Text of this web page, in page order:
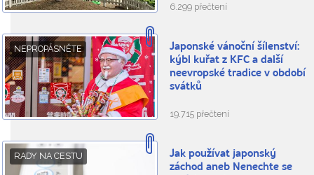
6.299 přečtení
NEPROPÁSNĚTE
Japonské vánoční šílenství:
kýbl kuřat z KFC a další
neevropské tradice v období
svátků
19.715 přečtení
RADY NA CESTU
Jak používat japonský
záchod aneb Nenechte se